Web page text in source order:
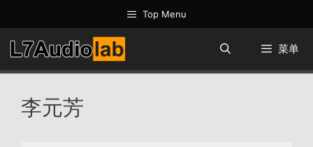
至
内
容
Top Menu
菜单
李元芳